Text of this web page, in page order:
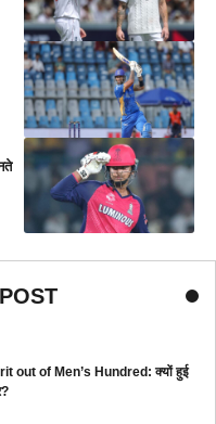
out of Men’s Hundred: क्यों हुई